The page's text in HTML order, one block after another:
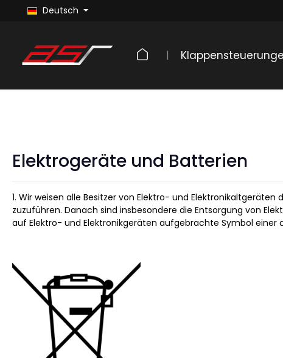
Deutsch
Elektrogeräte und Batterien
1. Wir weisen alle Besitzer von Elektro- und
zuzuführen. Danach sind insbesondere die Entsorgung von
auf Elektro- und Elektronikgeräten aufgebrachte Symbol